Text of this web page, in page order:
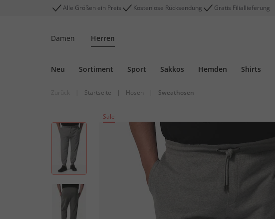
Alle Größen ein Preis Kostenlose Rücksendung Gratis Filiallieferung
Damen Herren
Neu Sortiment Sport Sakkos Hemden Shirts
| Startseite | Hosen | Sweathosen
Sale